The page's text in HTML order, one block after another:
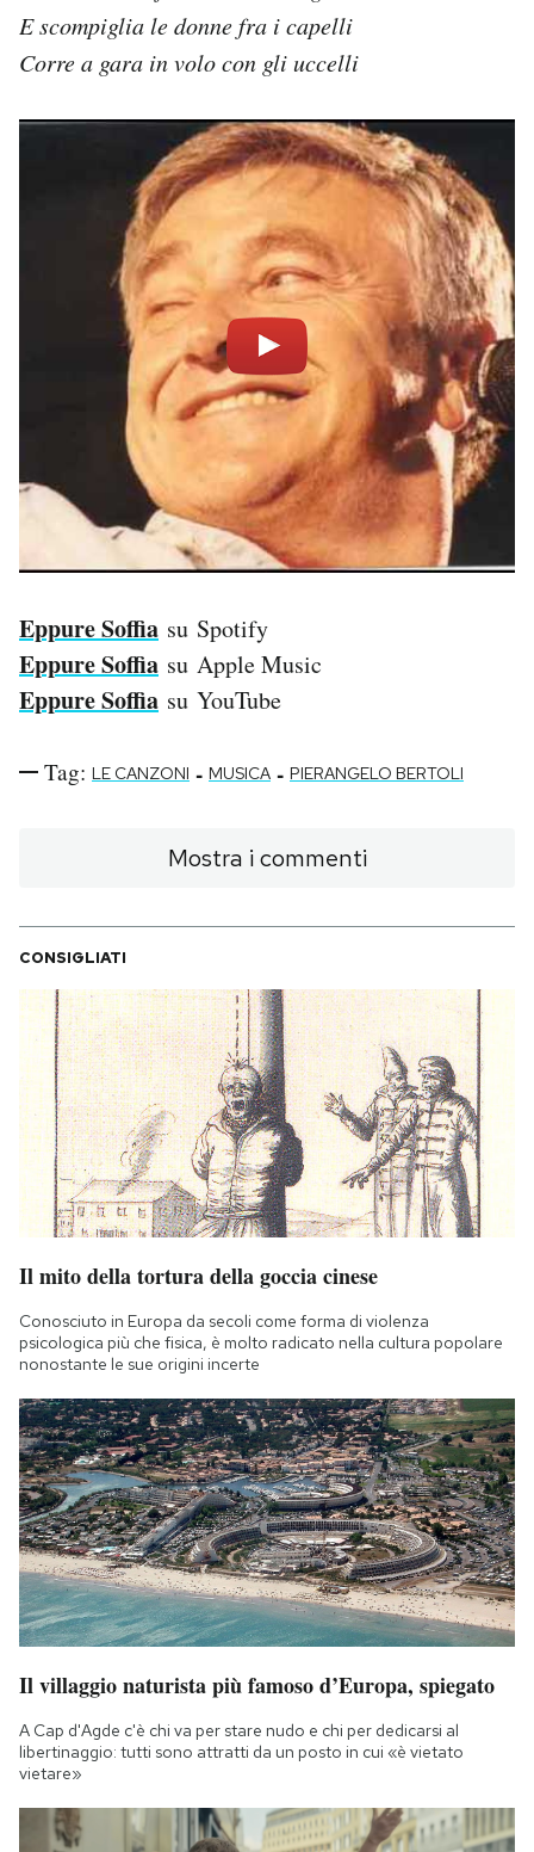
E scompiglia le donne fra i capelli
Corre a gara in volo con gli uccelli
Eppure Soffia su Spotify
Eppure Soffia su Apple Music
Eppure Soffia su YouTube
Tag: LE CANZONI - MUSICA - PIERANGELO BERTOLI
Mostra i commenti
CONSIGLIATI
Il mito della tortura della goccia cinese
Conosciuto in Europa da secoli come forma di violenza
psicologica più che fisica, è molto radicato nella cultura popolare
nonostante le sue origini incerte
Il villaggio naturista più famoso d’Europa, spiegato
A Cap d'Agde c'è chi va per stare nudo e chi per dedicarsi al
libertinaggio: tutti sono attratti da un posto in cui «è vietato
vietare»